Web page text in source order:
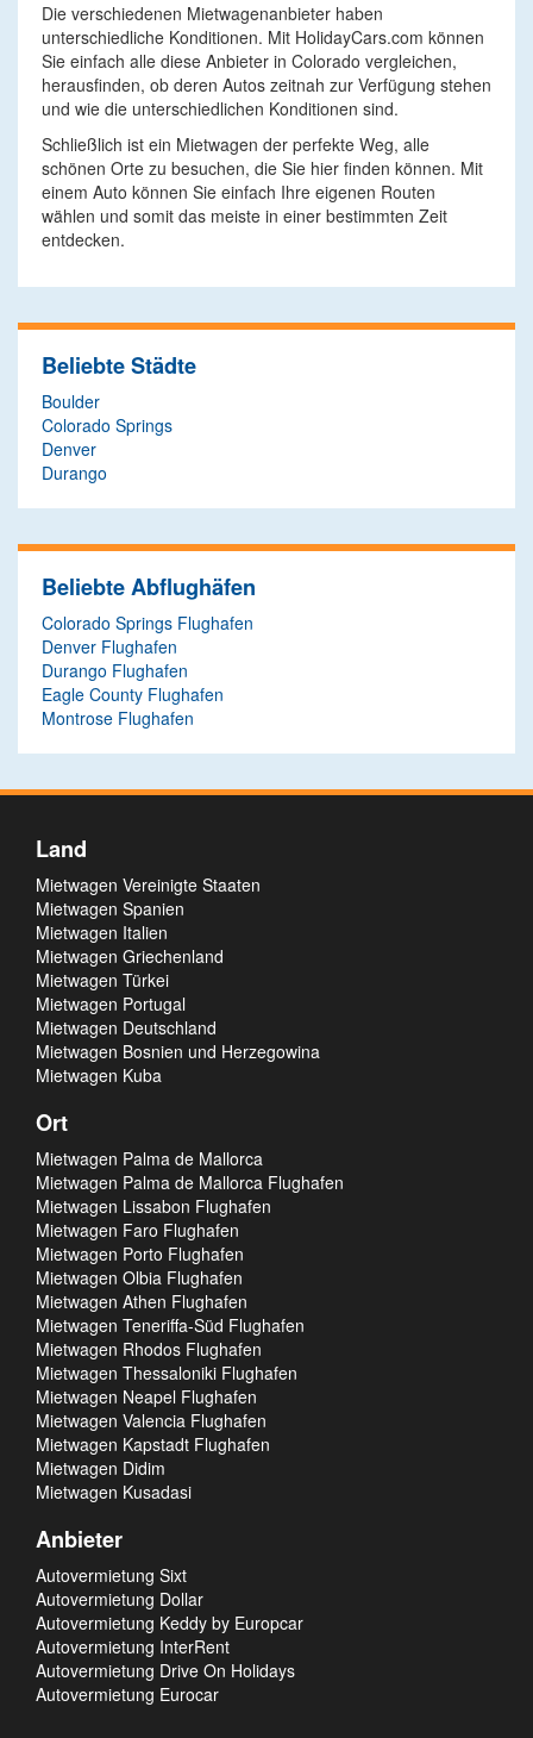
Die verschiedenen Mietwagenanbieter haben
unterschiedliche Konditionen. Mit HolidayCars.com können
Sie einfach alle diese Anbieter in Colorado vergleichen,
herausfinden, ob deren Autos zeitnah zur Verfügung stehen
und wie die unterschiedlichen Konditionen sind.
Schließlich ist ein Mietwagen der perfekte Weg, alle
schönen Orte zu besuchen, die Sie hier finden können. Mit
einem Auto können Sie einfach Ihre eigenen Routen
wählen und somit das meiste in einer bestimmten Zeit
entdecken.
Beliebte Städte
Boulder
Colorado Springs
Denver
Durango
Beliebte Abflughäfen
Colorado Springs Flughafen
Denver Flughafen
Durango Flughafen
Eagle County Flughafen
Montrose Flughafen
Land
Mietwagen Vereinigte Staaten
Mietwagen Spanien
Mietwagen Italien
Mietwagen Griechenland
Mietwagen Türkei
Mietwagen Portugal
Mietwagen Deutschland
Mietwagen Bosnien und Herzegowina
Mietwagen Kuba
Ort
Mietwagen Palma de Mallorca
Mietwagen Palma de Mallorca Flughafen
Mietwagen Lissabon Flughafen
Mietwagen Faro Flughafen
Mietwagen Porto Flughafen
Mietwagen Olbia Flughafen
Mietwagen Athen Flughafen
Mietwagen Teneriffa-Süd Flughafen
Mietwagen Rhodos Flughafen
Mietwagen Thessaloniki Flughafen
Mietwagen Neapel Flughafen
Mietwagen Valencia Flughafen
Mietwagen Kapstadt Flughafen
Mietwagen Didim
Mietwagen Kusadasi
Anbieter
Autovermietung Sixt
Autovermietung Dollar
Autovermietung Keddy by Europcar
Autovermietung InterRent
Autovermietung Drive On Holidays
Autovermietung Eurocar